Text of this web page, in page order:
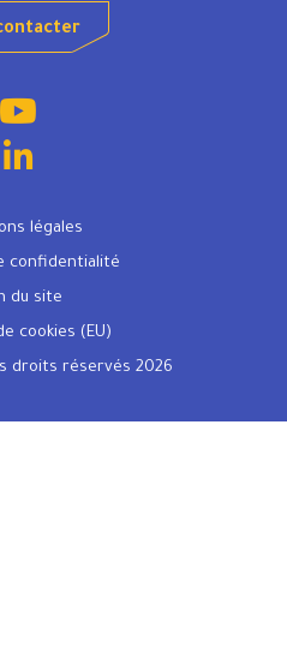
légales
confidentialité
du site
cookies (EU)
droits réservés 2026